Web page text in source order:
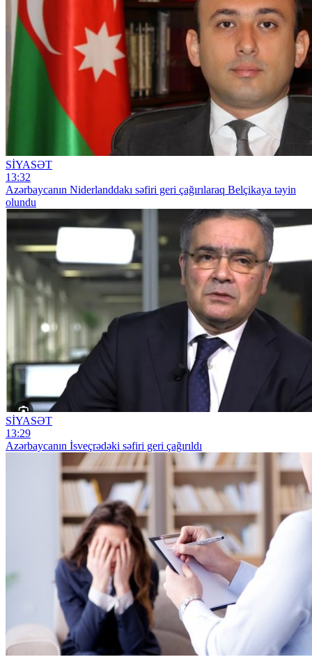
SİYASƏT
13:32
Azərbaycanın Niderlanddakı səfiri geri çağırılaraq Belçikaya təyin
olundu
SİYASƏT
13:29
Azərbaycanın İsveçrədəki səfiri geri çağırıldı